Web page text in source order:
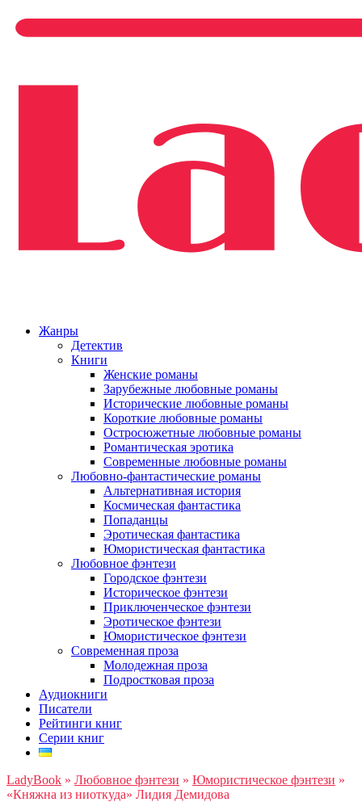
Жанры
Детектив
Книги
Женские романы
Зарубежные любовные романы
Исторические любовные романы
Короткие любовные романы
Остросюжетные любовные романы
Романтическая эротика
Современные любовные романы
Любовно-фантастические романы
Альтернативная история
Космическая фантастика
Попаданцы
Эротическая фантастика
Юмористическая фантастика
Любовное фэнтези
Городское фэнтези
Историческое фэнтези
Приключенческое фэнтези
Эротическое фэнтези
Юмористическое фэнтези
Современная проза
Молодежная проза
Подростковая проза
Аудиокниги
Писатели
Рейтинги книг
Серии книг
LadyBook » Любовное фэнтези » Юмористическое фэнтези »
«Княжна из ниоткуда» Лидия Демидова